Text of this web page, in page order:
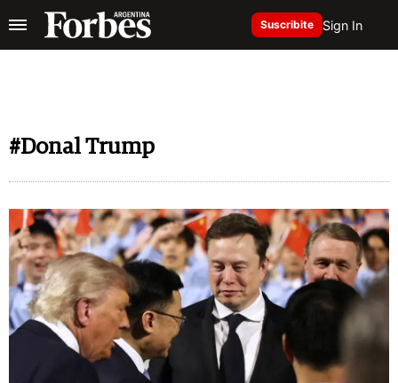
Suscribite Sign In
#Donal Trump